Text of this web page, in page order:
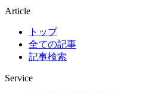
Article
トップ
全ての記事
記事検索
Service